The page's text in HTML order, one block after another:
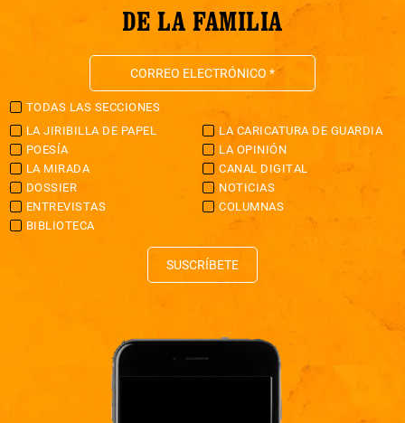
DE LA FAMILIA
TODAS LAS SECCIONES
LA JIRIBILLA DE PAPEL
LA CARICATURA DE GUARDIA
POESÍA
LA OPINIÓN
LA MIRADA
CANAL DIGITAL
DOSSIER
NOTICIAS
ENTREVISTAS
COLUMNAS
BIBLIOTECA
SUSCRÍBETE